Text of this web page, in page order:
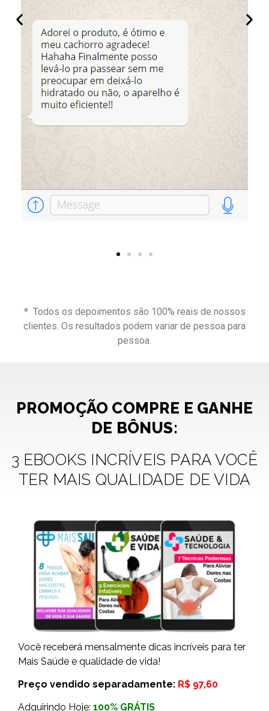
* Todos os depoimentos são 100% reais de nossos
clientes. Os resultados podem variar de pessoa para
pessoa.
PROMOÇÃO COMPRE E GANHE
DE BÔNUS:
3 EBOOKS INCRÍVEIS PARA VOCÊ
TER MAIS QUALIDADE DE VIDA
Você receberá mensalmente dicas incríveis para ter
Mais Saúde e qualidade de vida!
Preço vendido separadamente: R$ 97,60
Adquirindo Hoje: 100% GRÁTIS